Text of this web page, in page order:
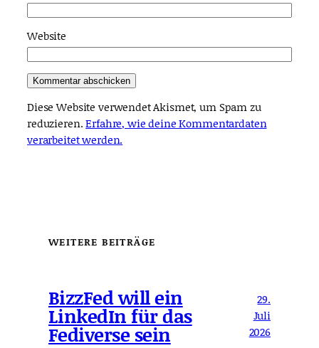
Website
Diese Website verwendet Akismet, um Spam zu
reduzieren.Erfahre, wie deine Kommentardaten
verarbeitet werden.
WEITERE BEITRÄGE
BizzFed will ein
LinkedIn für das
Fediverse sein
29.
Juli
2026